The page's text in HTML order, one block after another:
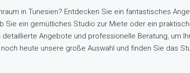
in Tunesien? Entdecken Sie ein fantastisches
Sie ein gemütliches Studio zur Miete oder ein
Angebote und professionelle Beratung, um
heute unsere große Auswahl und finden Sie das